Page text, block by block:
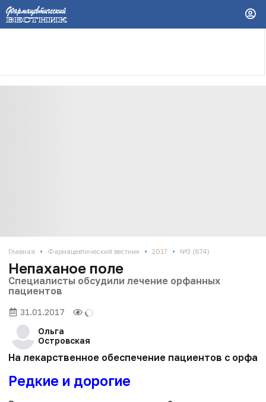
Главная • Фармацевтический вестник • 2017 • №3 (874)
Непаханое поле
Специалисты обсудили лечение орфанных
пациентов
31.01.2017
Ольга
Островская
На лекарственное обеспечение пациентов с
Редкие и дорогие